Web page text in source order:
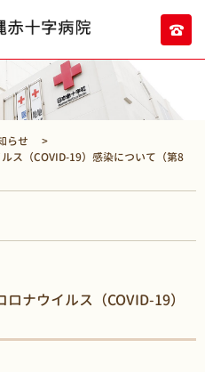
らせ
ス（COVID-19）感染について（第8
ナウイルス（COVID-19）